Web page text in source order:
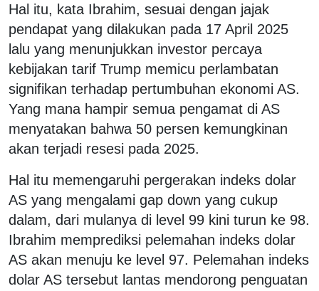
Hal itu, kata Ibrahim, sesuai dengan jajak
pendapat yang dilakukan pada 17 April 2025
lalu yang menunjukkan investor percaya
kebijakan tarif Trump memicu perlambatan
signifikan terhadap pertumbuhan ekonomi AS.
Yang mana hampir semua pengamat di AS
menyatakan bahwa 50 persen kemungkinan
akan terjadi resesi pada 2025.
Hal itu memengaruhi pergerakan indeks dolar
AS yang mengalami gap down yang cukup
dalam, dari mulanya di level 99 kini turun ke 98.
Ibrahim memprediksi pelemahan indeks dolar
AS akan menuju ke level 97. Pelemahan indeks
dolar AS tersebut lantas mendorong penguatan